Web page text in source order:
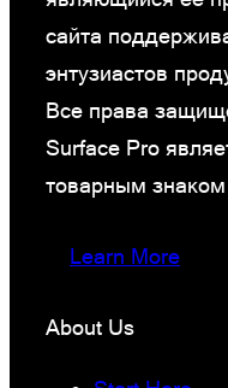
сайта
энтузиастов
Все права
Surface Pro
товарным
Learn More
About Us